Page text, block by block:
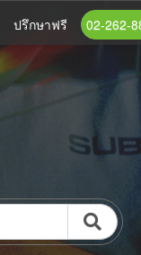
ปรึกษาฟรี 02-262-